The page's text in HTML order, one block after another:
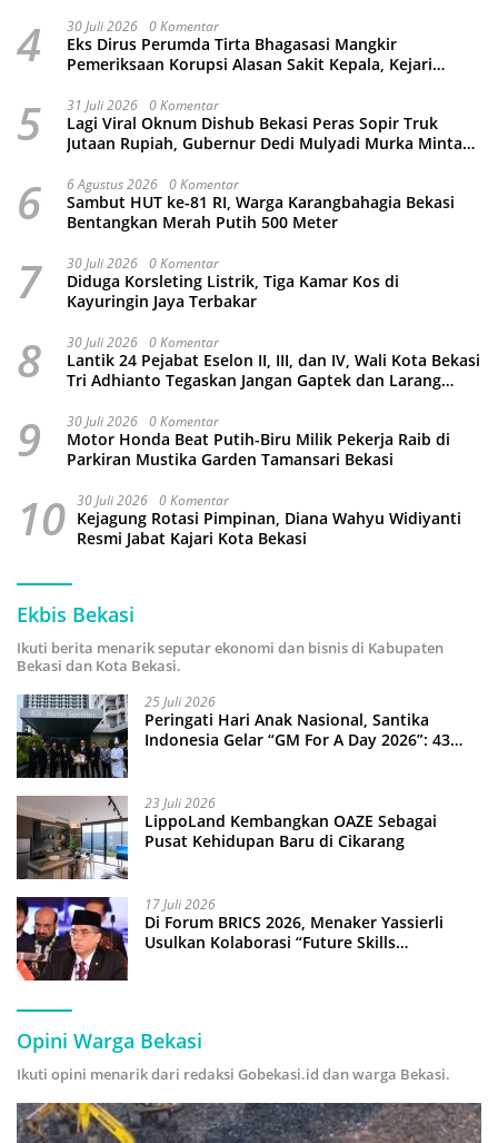
4 30 Juli 2026 0 Komentar
Eks Dirus Perumda Tirta Bhagasasi Mangkir
Pemeriksaan Korupsi Alasan Sakit Kepala, Kejari
5 31 Juli 2026 0 Komentar
Lagi Viral Oknum Dishub Bekasi Peras Sopir Truk
Jutaan Rupiah, Gubernur Dedi Mulyadi Murka Minta
6 6 Agustus 2026 0 Komentar
Sambut HUT ke-81 RI, Warga Karangbahagia Bekasi
Bentangkan Merah Putih 500 Meter
7 30 Juli 2026 0 Komentar
Diduga Korsleting Listrik, Tiga Kamar Kos di
Kayuringin Jaya Terbakar
8 30 Juli 2026 0 Komentar
Lantik 24 Pejabat Eselon II, III, dan IV, Wali Kota Bekasi
Tri Adhianto Tegaskan Jangan Gaptek dan Larang
9 30 Juli 2026 0 Komentar
Motor Honda Beat Putih-Biru Milik Pekerja Raib di
Parkiran Mustika Garden Tamansari Bekasi
10 30 Juli 2026 0 Komentar
Kejagung Rotasi Pimpinan, Diana Wahyu Widiyanti
Resmi Jabat Kajari Kota Bekasi
Ekbis Bekasi
Ikuti berita menarik seputar ekonomi dan bisnis di Kabupaten
Bekasi dan Kota Bekasi.
25 Juli 2026
Peringati Hari Anak Nasional, Santika
Indonesia Gelar “GM For A Day 2026”: 43
23 Juli 2026
LippoLand Kembangkan OAZE Sebagai
Pusat Kehidupan Baru di Cikarang
17 Juli 2026
Di Forum BRICS 2026, Menaker Yassierli
Usulkan Kolaborasi “Future Skills
Opini Warga Bekasi
Ikuti opini menarik dari redaksi Gobekasi.id dan warga Bekasi.